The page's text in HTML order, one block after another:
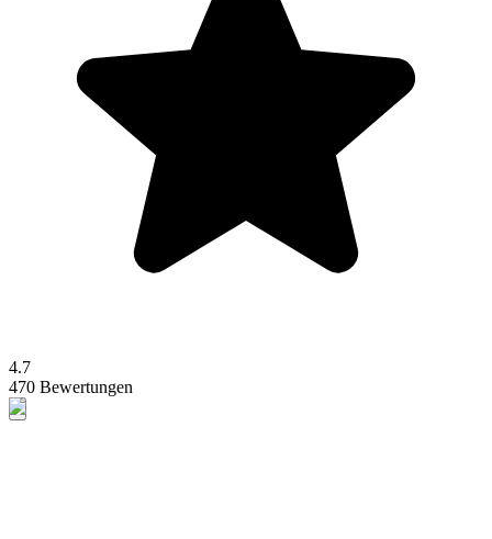
4.7
470 Bewertungen